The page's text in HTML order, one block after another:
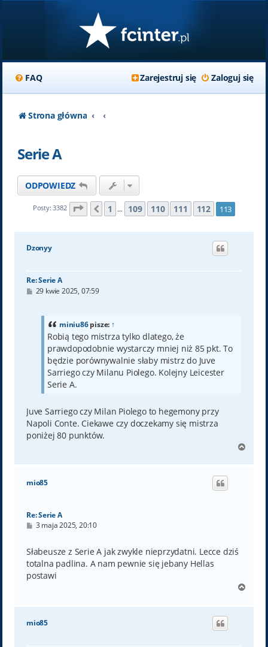
FAQ Zaloguj się
Zarejestruj się
Strona główna
Serie A
ODPOWIEDZ
Posty: 3382 Strona 113 z113
Poprzednia
1 … 109 110 111 112 113
Dzonyy
Re: Serie A
P29 kwie 2025, 07:59
miniu86pisze: ↑
Robią tego mistrza tylko dlatego, że
prawdopodobnie wystarczy mniej niż 85 pkt. To
będzie porównywalnie słaby mistrz do Juve
Sarriego czy Milanu Piolego. Kolejny Leicester
Serie A.
Juve Sarriego czy Milan Piolego to hegemony przy
Napoli Conte. Ciekawe czy doczekamy się mistrza
poniżej 80 punktów.
g
mio85
Re: Serie A
P
t
3 maja 2025, 20:10
Słabeusze z Serie A jak zwykle nieprzydatni. Lecce dziś
totalna padlina. A nam pewnie się jebany Hellas
postawi
g
mio85